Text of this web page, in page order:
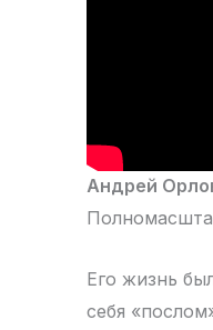
Андрей
Его жизнь
себя